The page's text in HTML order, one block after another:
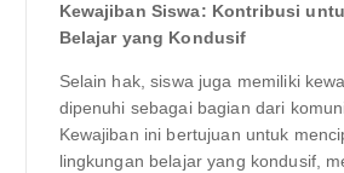
Kewajiban Siswa: Kontribusi
Belajar yang Kondusif
Selain hak, siswa juga memiliki
dipenuhi sebagai bagian dari
Kewajiban ini bertujuan untuk
lingkungan belajar yang kondusif,